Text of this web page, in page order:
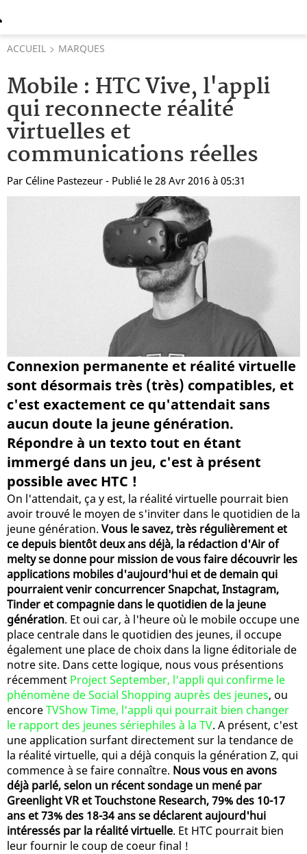
ACCUEIL MARQUES
Mobile : HTC Vive, l'appli
qui reconnecte réalité
virtuelles et
communications réelles
Par Céline Pastezeur - Publié le 28 Avr 2016 à 05:31
Connexion permanente et réalité virtuelle
sont désormais très (très) compatibles, et
c'est exactement ce qu'attendait sans
aucun doute la jeune génération.
Répondre à un texto tout en étant
immergé dans un jeu, c'est à présent
possible avec HTC !
On l'attendait, ça y est, la réalité virtuelle pourrait bien
avoir trouvé le moyen de s'inviter dans le quotidien de la
jeune génération. Vous le savez, très régulièrement et
ce depuis bientôt deux ans déjà, la rédaction d'Air of
melty se donne pour mission de vous faire découvrir les
applications mobiles d'aujourd'hui et de demain qui
pourraient venir concurrencer Snapchat, Instagram,
Tinder et compagnie dans le quotidien de la jeune
génération. Et oui car, à l'heure où le mobile occupe une
place centrale dans le quotidien des jeunes, il occupe
également une place de choix dans la ligne éditoriale de
notre site. Dans cette logique, nous vous présentions
récemment Project September, l'appli qui confirme le
phénomène de Social Shopping auprès des jeunes, ou
encoreTVShow Time, l'appli qui pourrait bien changer
le rapport des jeunes sériephiles à la TV. A présent, c'est
une application surfant directement sur la tendance de
la réalité virtuelle, qui a déjà conquis la génération Z, qui
commence à se faire connaître. Nous vous en avons
déjà parlé, selon un récent sondage un mené par
Greenlight VR et Touchstone Research, 79% des 10-17
ans et 73% des 18-34 ans se déclarent aujourd'hui
intéressés par la réalité virtuelle. Et HTC pourrait bien
leur fournir le coup de coeur final !